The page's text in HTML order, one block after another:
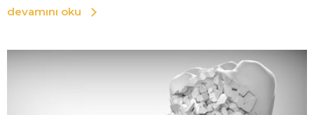
devamını oku